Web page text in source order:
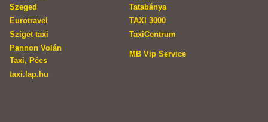
Szeged
Tatabánya
Eurotravel
TAXI 3000
Sziget taxi
TaxiCentrum
Pannon Volán
Taxi, Pécs
MB Vip Service
taxi.lap.hu